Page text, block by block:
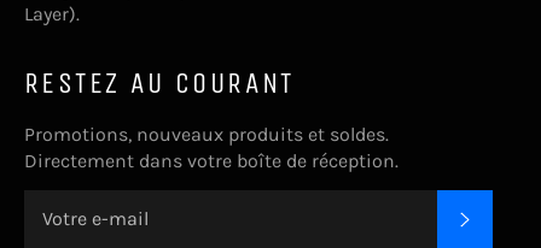
Layer).
RESTEZ AU COURANT
Promotions, nouveaux produits et soldes.
Directement dans votre boîte de réception.